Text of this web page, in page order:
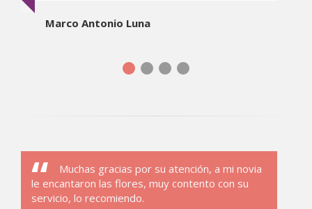
Marco Antonio Luna
Muchas gracias por su atención, a mi novia
le encantaron las flores, muy contento con su
servicio, lo recomiendo.